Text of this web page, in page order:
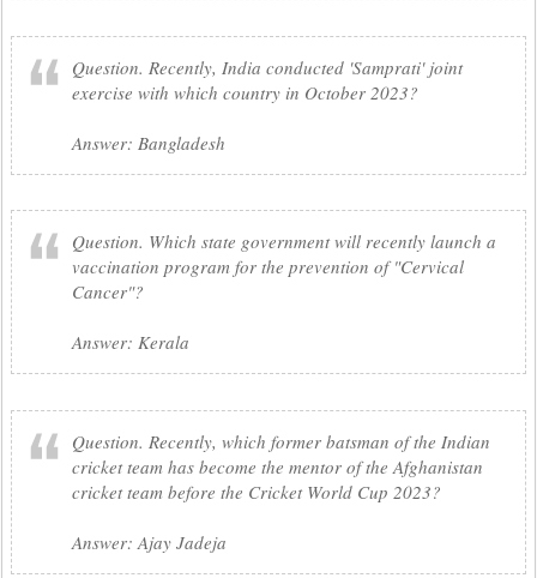
Question. Recently, India conducted 'Samprati' joint
exercise with which country in October 2023?
Answer: Bangladesh
Question. Which state government will recently launch a
vaccination program for the prevention of "Cervical
Cancer"?
Answer: Kerala
Question. Recently, which former batsman of the Indian
cricket team has become the mentor of the Afghanistan
cricket team before the Cricket World Cup 2023?
Answer: Ajay Jadeja